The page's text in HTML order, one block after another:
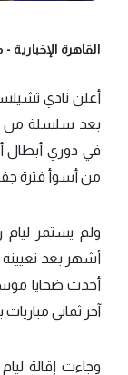
القاهرة الإخبارية -
أعلن نادي
بعد سلسلة من
في دوري أبطال
من أسوأ فترة
ولم يستمر
أشهر بعد تعيينه
أحدث ضحايا
آخر ثماني
وجاءت إقالة